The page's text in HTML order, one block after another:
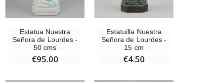
Estatua Nuestra
Señora de Lourdes -
50 cms
€95.00
Estatuilla Nuestra
Señora de Lourdes -
15 cm
€4.50